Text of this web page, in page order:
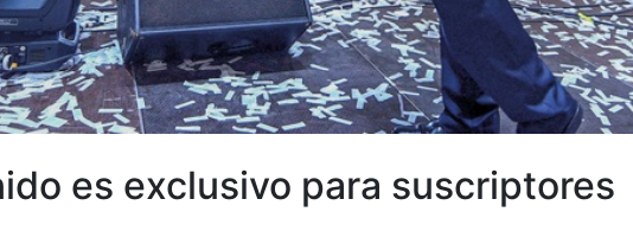
es exclusivo para suscriptores